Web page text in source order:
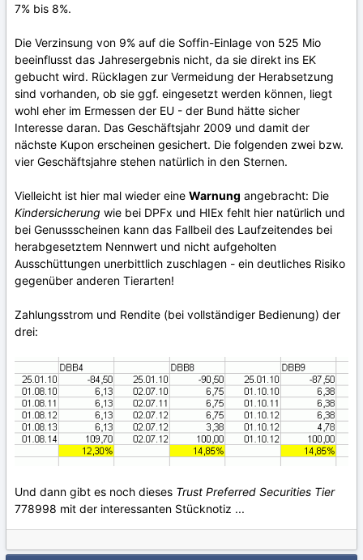
7% bis 8%.
Die Verzinsung von 9% auf die Soffin-Einlage von 525 Mio
beeinflusst das Jahresergebnis nicht, da sie direkt ins EK
gebucht wird. Rücklagen zur Vermeidung der Herabsetzung
sind vorhanden, ob sie ggf. eingesetzt werden können, liegt
wohl eher im Ermessen der EU - der Bund hätte sicher
Interesse daran. Das Geschäftsjahr 2009 und damit der
nächste Kupon erscheinen gesichert. Die folgenden zwei bzw.
vier Geschäftsjahre stehen natürlich in den Sternen.
Vielleicht ist hier mal wieder eine Warnung angebracht: Die
Kindersicherung wie bei DPFx und HIEx fehlt hier natürlich und
bei Genussscheinen kann das Fallbeil des Laufzeitendes bei
herabgesetztem Nennwert und nicht aufgeholten
Ausschüttungen unerbittlich zuschlagen - ein deutliches Risiko
gegenüber anderen Tierarten!
Zahlungsstrom und Rendite (bei vollständiger Bedienung) der
drei:
Und dann gibt es noch dieses Trust Preferred Securities Tier
778998 mit der interessanten Stücknotiz ...